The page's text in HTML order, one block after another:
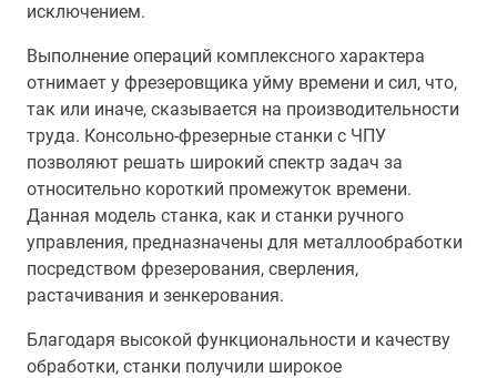
исключением.
Выполнение операций комплексного характера
отнимает у фрезеровщика уйму времени и сил, что,
так или иначе, сказывается на производительности
труда. Консольно-фрезерные станки с ЧПУ
позволяют решать широкий спектр задач за
относительно короткий промежуток времени.
Данная модель станка, как и станки ручного
управления, предназначены для металлообработки
посредством фрезерования, сверления,
растачивания и зенкерования.
Благодаря высокой функциональности и качеству
обработки, станки получили широкое